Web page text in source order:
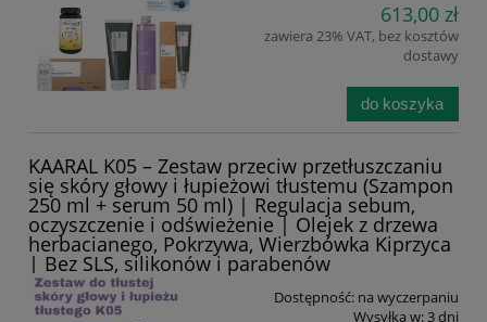
613,00 zł
zawiera 23% VAT, bez kosztów
dostawy
do koszyka
KAARAL K05 – Zestaw przeciw przetłuszczaniu
się skóry głowy i łupieżowi tłustemu (Szampon
250 ml + serum 50 ml) | Regulacja sebum,
oczyszczenie i odświeżenie | Olejek z drzewa
herbacianego, Pokrzywa, Wierzbówka Kiprzyca
| Bez SLS, silikonów i parabenów
Dostępność: na wyczerpaniu
Wysyłka w:3 dni